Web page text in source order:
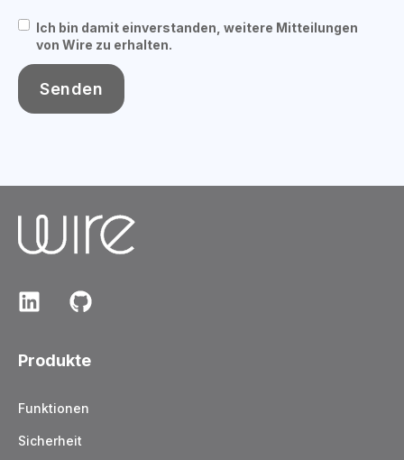
Ich bin damit einverstanden, weitere Mitteilungen
von Wire zu erhalten.
Produkte
Funktionen
Sicherheit